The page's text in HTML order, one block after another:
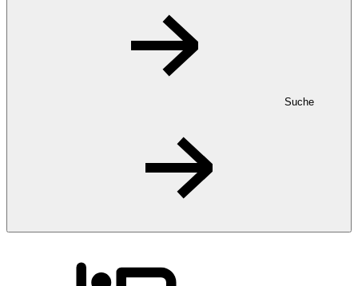
Suche